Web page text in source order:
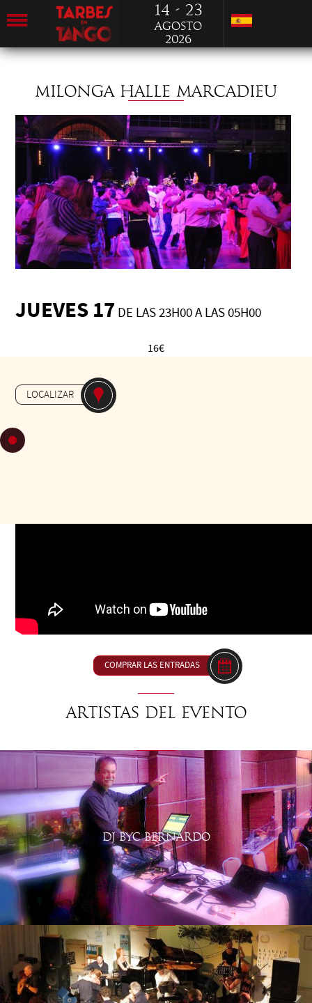
14 - 23
Agosto
2026
MILONGA HALLE MARCADIEU
JUEVES 17 DE LAS 23H00 A LAS 05H00
16€
LOCALIZAR
COMPRAR LAS ENTRADAS
Artistas del evento
DJ BYC BERNARDO